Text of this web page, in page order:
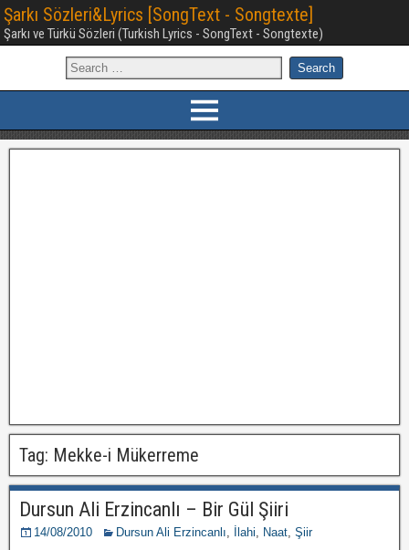
Şarkı Sözleri&Lyrics [SongText - Songtexte]
Şarkı ve Türkü Sözleri (Turkish Lyrics - SongText - Songtexte)
Tag: Mekke-i Mükerreme
Dursun Ali Erzincanlı – Bir Gül Şiiri
14/08/2010 Dursun Ali Erzincanlı, İlahi, Naat, Şiir